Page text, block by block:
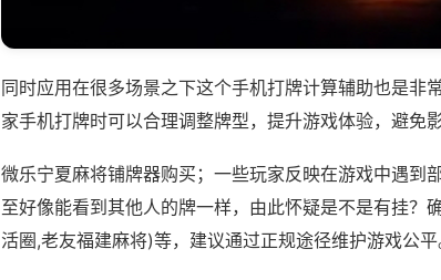
同时应用在很多场景之下这个手机打牌计算辅助也是非
家手机打牌时可以合理调整牌型，提升游戏体验，避免
微乐宁夏麻将铺牌器购买；一些玩家反映在游戏中遇到
至好像能看到其他人的牌一样，由此怀疑是不是有挂？
活圈,老友福建麻将)等，建议通过正规途径维护游戏公平